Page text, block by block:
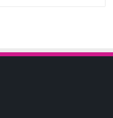
ที่ทำให้ Reacher ดูเล็กไป
การรอคอยอย่างแน่นอน